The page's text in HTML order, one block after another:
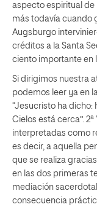
aspecto espiritual de
más todavía cuando
Augsburgo
créditos a la Santa
ciento importante en
Si dirigimos nuestra
podemos leer ya en
“Jesucristo ha dicho:
Cielos está cerca”.
interpretadas como
es decir, a aquella
que se realiza
en las dos primeras
mediación
consecuencia